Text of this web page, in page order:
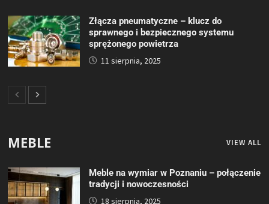
Złącza pneumatyczne – klucz do
sprawnego i bezpiecznego systemu
sprężonego powietrza
11 sierpnia, 2025
MEBLE VIEW ALL
Meble na wymiar w Poznaniu – połączenie
tradycji i nowoczesności
18 sierpnia, 2025